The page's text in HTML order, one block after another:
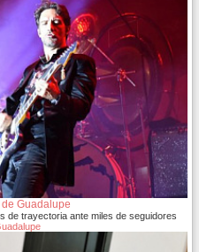
Guadalupe
de trayectoria ante miles de seguidores